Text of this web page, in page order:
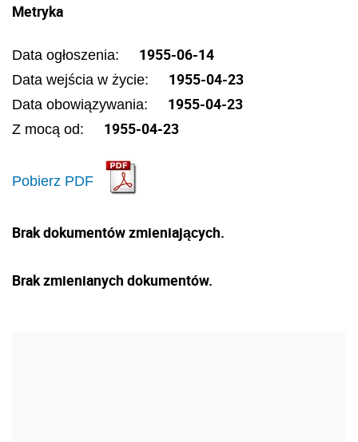
Metryka
Data ogłoszenia: 1955-06-14
Data wejścia w życie: 1955-04-23
Data obowiązywania: 1955-04-23
Z mocą od: 1955-04-23
Pobierz PDF
Brak dokumentów zmieniających.
Brak zmienianych dokumentów.